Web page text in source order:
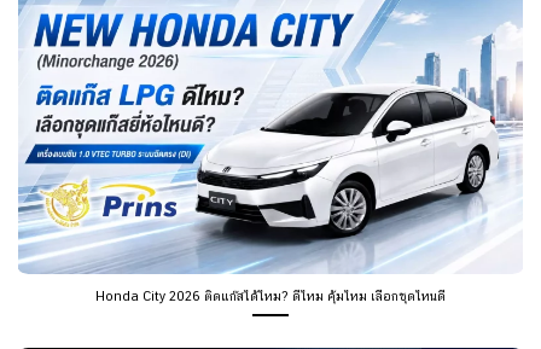
Honda City 2026 ติดแก๊สได้ไหม? ดีไหม คุ้มไหม เลือกชุดไหนดี